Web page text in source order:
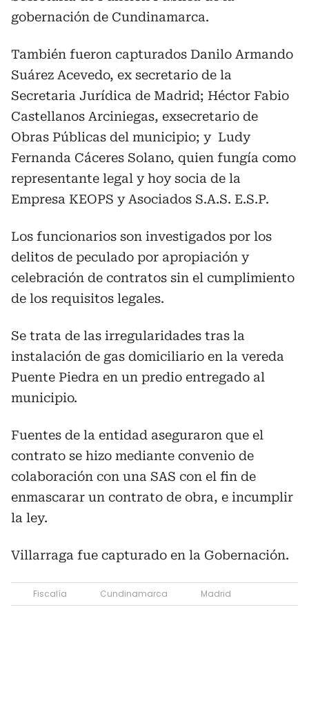
gobernación de Cundinamarca.
También fueron capturados Danilo Armando
Suárez Acevedo, ex secretario de la
Secretaria Jurídica de Madrid; Héctor Fabio
Castellanos Arciniegas, exsecretario de
Obras Públicas del municipio; y Ludy
Fernanda Cáceres Solano, quien fungía como
representante legal y hoy socia de la
Empresa KEOPS y Asociados S.A.S. E.S.P.
Los funcionarios son investigados por los
delitos de peculado por apropiación y
celebración de contratos sin el cumplimiento
de los requisitos legales.
Se trata de las irregularidades tras la
instalación de gas domiciliario en la vereda
Puente Piedra en un predio entregado al
municipio.
Fuentes de la entidad aseguraron que el
contrato se hizo mediante convenio de
colaboración con una SAS con el fin de
enmascarar un contrato de obra, e incumplir
la ley.
Villarraga fue capturado en la Gobernación.
Fiscalía Cundinamarca Madrid